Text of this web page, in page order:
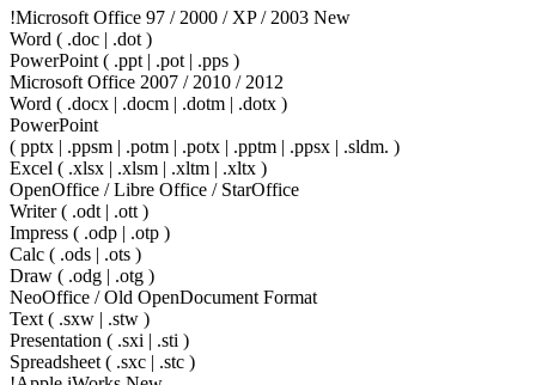
Microsoft Office 97 / 2000 / XP / 2003 New!
Word ( .doc | .dot )
PowerPoint ( .ppt | .pot | .pps )
Microsoft Office 2007 / 2010 / 2012
Word ( .docx | .docm | .dotm | .dotx )
PowerPoint
Excel ( .xlsx | .xlsm | .xltm | .xltx )
OpenOffice / Libre Office / StarOffice
Writer ( .odt | .ott )
Impress ( .odp | .otp )
Calc ( .ods | .ots )
Draw ( .odg | .otg )
NeoOffice / Old OpenDocument Format
Text ( .sxw | .stw )
Presentation ( .sxi | .sti )
Spreadsheet ( .sxc | .stc )